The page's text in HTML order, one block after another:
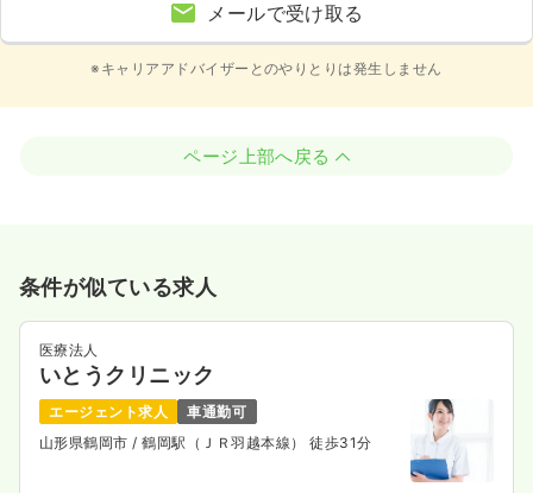
メールで受け取る
※キャリアアドバイザーとのやりとりは発生しません
ページ上部へ戻る
条件が似ている求人
医療法人
いとうクリニック
エージェント求人
車通勤可
山形県鶴岡市 / 鶴岡駅（ＪＲ羽越本線） 徒歩31分